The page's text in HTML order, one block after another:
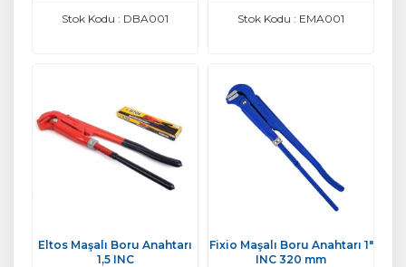
Stok Kodu : DBA001 Stok Kodu : EMA001
Eltos Maşalı Boru Anahtarı
1,5 INC
Fixio Maşalı Boru Anahtarı 1"
INC 320 mm